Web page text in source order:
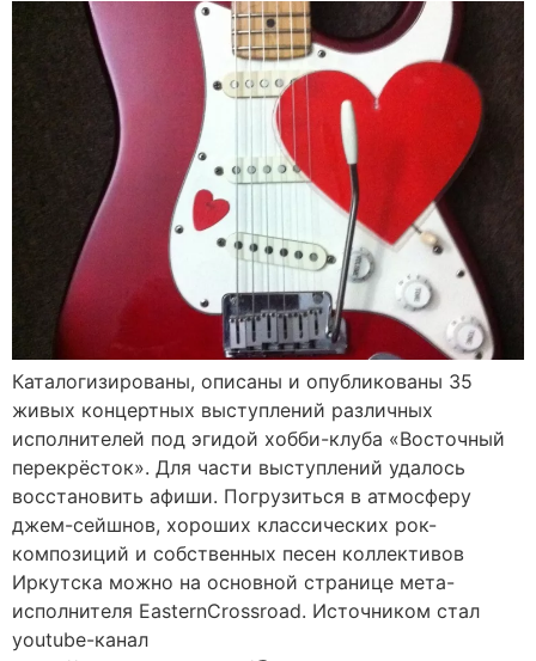
Каталогизированы, описаны и опубликованы 35
живых концертных выступлений различных
исполнителей под эгидой хобби-клуба «Восточный
перекрёсток». Для части выступлений удалось
восстановить афиши. Погрузиться в атмосферу
джем-сейшнов, хороших классических рок-
композиций и собственных песен коллективов
Иркутска можно на основной странице мета-
исполнителя EasternCrossroad. Источником стал
youtube-канал